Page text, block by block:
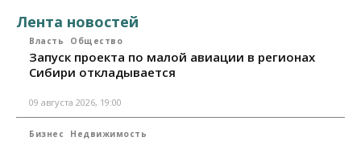
Лента новостей
Власть Общество
Запуск проекта по малой авиации в регионах
Сибири откладывается
09 августа 2026, 19:00
Бизнес Недвижимость